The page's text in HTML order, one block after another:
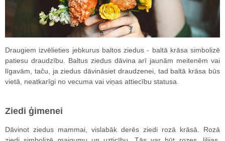
Draugiem izvēlieties jebkurus baltos ziedus - baltā krāsa simbolizē
patiesu draudzību. Baltus ziedus dāvina arī jaunām meitenēm vai
līgavām, taču, ja ziedus dāvināsiet draudzenei, tad baltā krāsa būs
vietā, neatkarīgi no vecuma vai viņas attiecību statusa.
Ziedi ģimenei
Dāvinot ziedus mammai, vislabāk derēs ziedi rozā krāsā. Rozā